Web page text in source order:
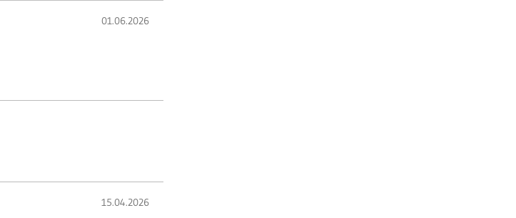
01.06.2026
15.04.2026